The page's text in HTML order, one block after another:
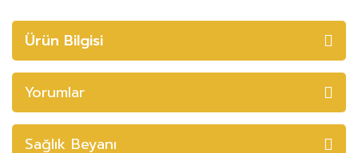
Ürün Bilgisi
Yorumlar
Sağlık Beyanı